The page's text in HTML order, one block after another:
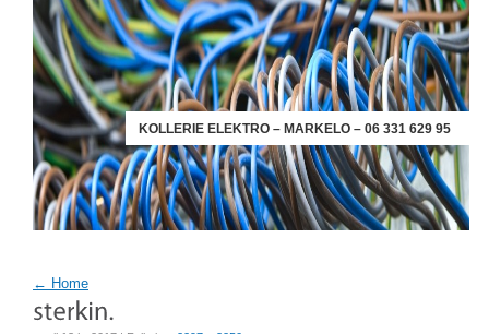
KOLLERIE ELEKTRO – MARKELO – 06 331 629 95
← Home